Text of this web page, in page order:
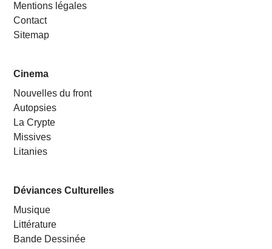
Mentions légales
Contact
Sitemap
Cinema
Nouvelles du front
Autopsies
La Crypte
Missives
Litanies
Déviances Culturelles
Musique
Littérature
Bande Dessinée